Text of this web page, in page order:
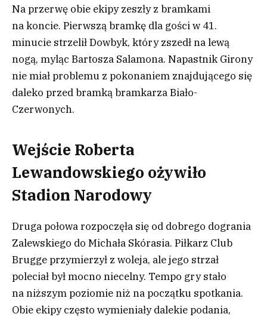
Na przerwę obie ekipy zeszły z bramkami
na koncie. Pierwszą bramkę dla gości w 41.
minucie strzelił Dowbyk, który zszedł na lewą
nogą, myląc Bartosza Salamona. Napastnik Girony
nie miał problemu z pokonaniem znajdującego się
daleko przed bramką bramkarza Biało-
Czerwonych.
Wejście Roberta
Lewandowskiego ożywiło
Stadion Narodowy
Druga połowa rozpoczęła się od dobrego dogrania
Zalewskiego do Michała Skórasia. Piłkarz Club
Brugge przymierzył z woleja, ale jego strzał
poleciał był mocno niecelny. Tempo gry stało
na niższym poziomie niż na początku spotkania.
Obie ekipy często wymieniały dalekie podania,